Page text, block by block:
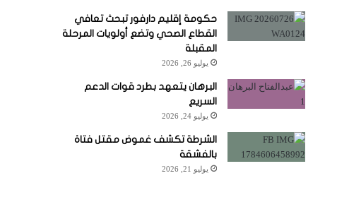
حكومة إقليم دارفور تبحث تعافي
القطاع الصحي وتضع أولويات المرحلة
المقبلة
يوليو 26, 2026
البرهان يتعهد بطرد قوات الدعم
السريع
يوليو 24, 2026
الشرطة تكشف غموض مقتل فتاة
بالفشقة
يوليو 21, 2026